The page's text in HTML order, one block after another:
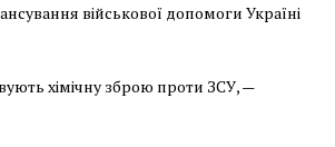
військової допомоги Україні
хімічну зброю проти ЗСУ, —